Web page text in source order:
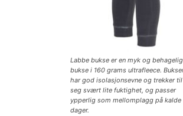
Labbe bukse er en myk og behagelig
bukse i 160 grams ultrafleece.
har god isolasjonsevne og trekker til
seg svært lite fuktighet, og passer
ypperlig som mellomplagg på kalde
dager.